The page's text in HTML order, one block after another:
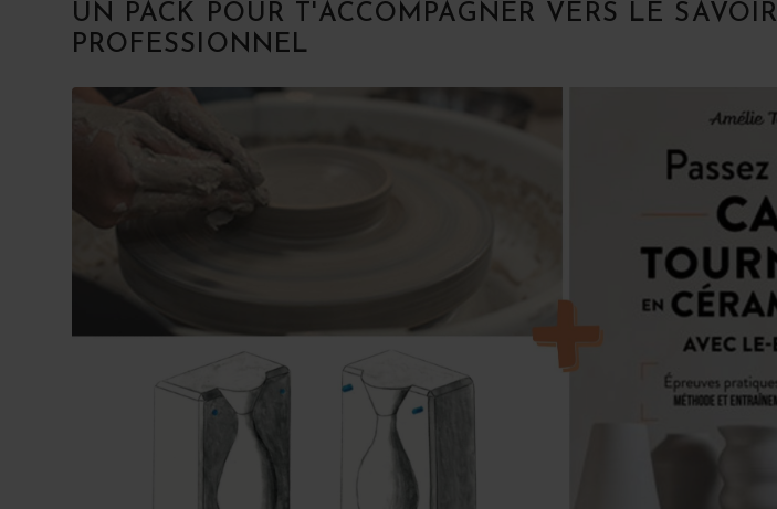
UN PACK POUR T'ACCOMPAGNER VERS LE SAVOIR
PROFESSIONNEL